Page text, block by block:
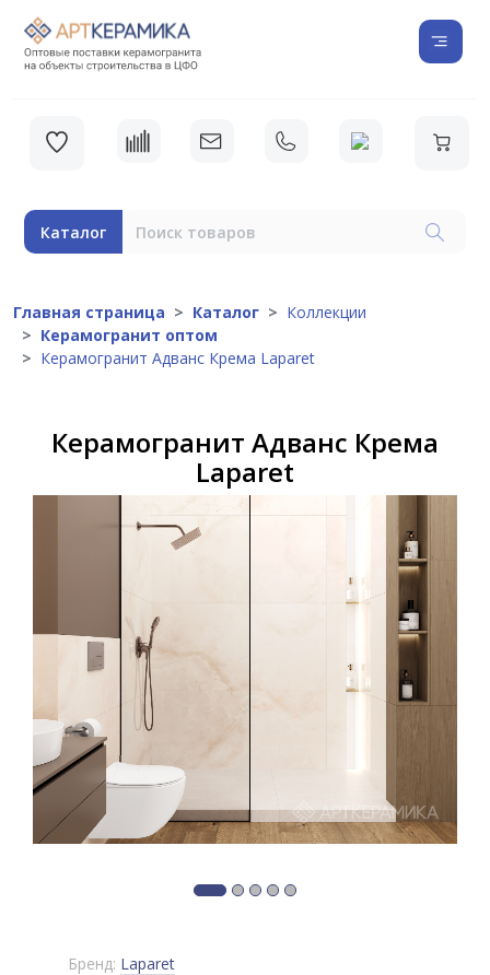
Каталог
Главная страница Каталог
Коллекции
Керамогранит оптом
Керамогранит Адванс Крема Laparet
Керамогранит Адванс Крема
Laparet
Бренд: Laparet